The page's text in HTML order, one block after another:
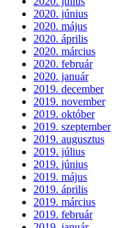
2020. június
2020. május
2020. április
2020. március
2020. február
2020. január
2019. december
2019. november
2019. október
2019. szeptember
2019. augusztus
2019. július
2019. június
2019. május
2019. április
2019. március
2019. február